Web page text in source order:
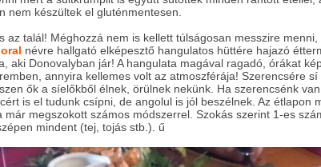
nem készültek el gluténmentesen.
az talál! Méghozzá nem is kellett túlságosan messzire menni,
névre hallgató elképesztő hangulatos hüttére hajazó
aki Donovalyban jár! A hangulata magával ragadó, órákat
annyira kellemes volt az atmoszférája! Szerencsére sí
ők a síelőkből élnek, örülnek nekünk. Ha szerencsénk
is el tudunk csípni, de angolul is jól beszélnek. Az étlapon
már megszokott számos módszerrel. Szokás szerint 1-es
mindent (tej, tojás stb.). ű